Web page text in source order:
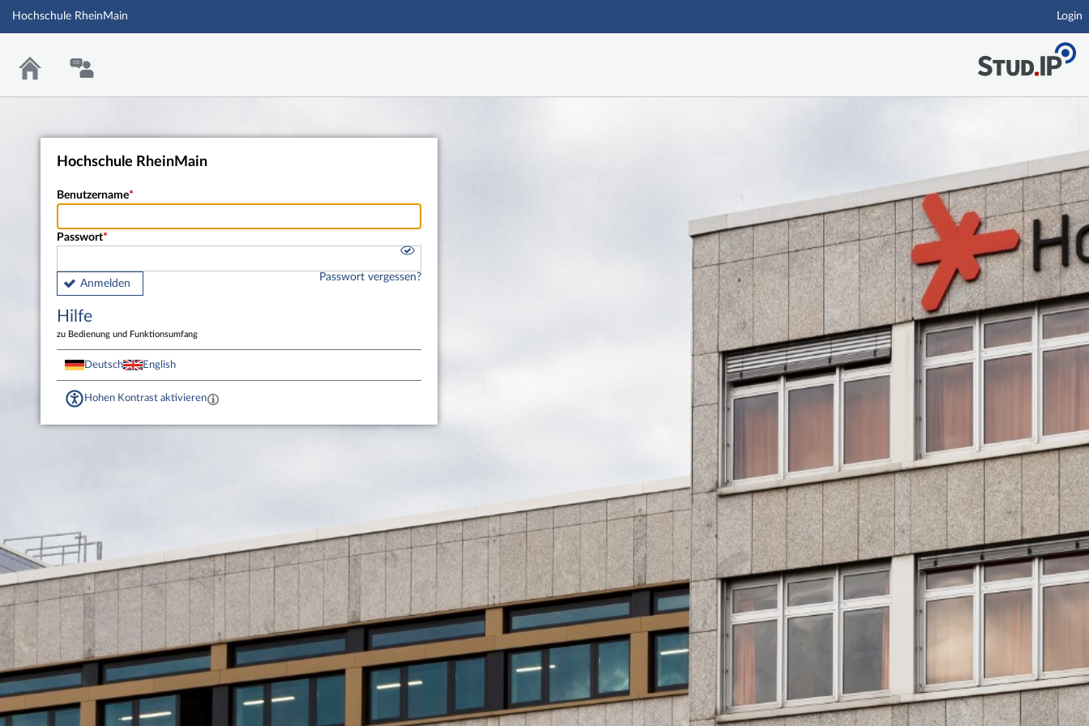
Hauptnavigation
Hochschule RheinMain Login
Hochschule RheinMain
Benutzername
Passwort
Anmelden
Passwort vergessen?
Hilfe
zu Bedienung und Funktionsumfang
Deutsch English
Hohen Kontrast aktivieren